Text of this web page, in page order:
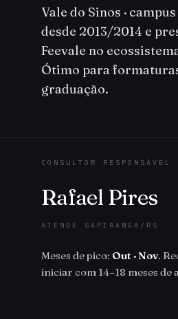
Vale do Sinos ·
desde 2013/2014 e
Feevale no
Ótimo para
graduação.
CONSULTOR RESPONSÁVEL
Rafael Pires
ATENDE SAPIRANGA/RS
Meses de pico: Out · Nov.
iniciar com 14–18 meses de